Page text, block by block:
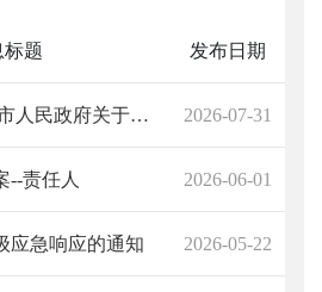
标题 发布日期
中共岳阳市委 岳阳市人民政府关于印发《岳阳市突发事件总体应急预案》的通知 2026-07-31
--责任人 2026-06-01
应急响应的通知 2026-05-22